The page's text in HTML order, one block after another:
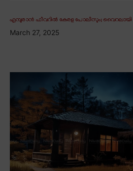
എമ്പുരാൻ ഫീവറിൽ കേരള പോലീസും;
March 27, 2025